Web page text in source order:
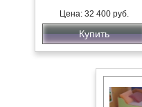
Цена: 32 400 руб.
Купить